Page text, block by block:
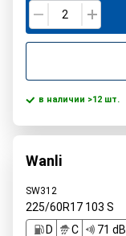
в наличии >12 шт.
Wanli
SW312
225/60R17 103 S
D
C 71 dB